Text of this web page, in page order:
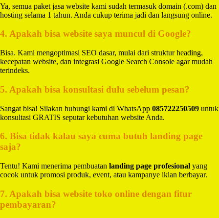
Ya, semua paket jasa website kami sudah termasuk domain (.com) dan
hosting selama 1 tahun. Anda cukup terima jadi dan langsung online.
4. Apakah bisa website saya muncul di Google?
Bisa. Kami mengoptimasi SEO dasar, mulai dari struktur heading,
kecepatan website, dan integrasi Google Search Console agar mudah
terindeks.
5. Apakah bisa konsultasi dulu sebelum pesan?
Sangat bisa! Silakan hubungi kami di WhatsApp 085722250509 untuk
konsultasi GRATIS seputar kebutuhan website Anda.
6. Bisa tidak kalau saya cuma butuh landing page
saja?
Tentu! Kami menerima pembuatan landing page profesional yang
cocok untuk promosi produk, event, atau kampanye iklan berbayar.
7. Apakah bisa website toko online dengan fitur
pembayaran?